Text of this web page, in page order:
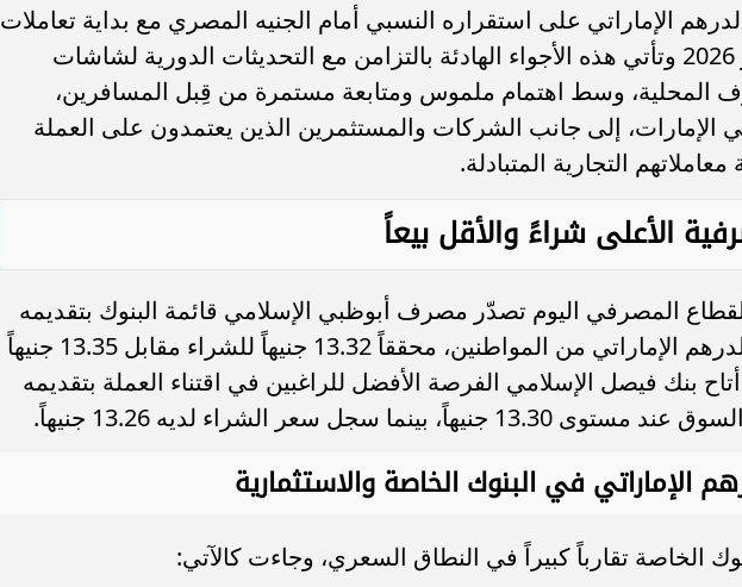
الإماراتي على استقراره النسبي أمام الجنيه المصري مع بداية تعاملات
اليوم الثلاثاء 7 يوليو 2026 وتأتي هذه الأجواء الهادئة بالتزامن مع التحديثات الدورية لشاشات
المحلية، وسط اهتمام ملموس ومتابعة مستمرة من قِبل المسافرين،
الإمارات، إلى جانب الشركات والمستثمرين الذين يعتمدون على العملة
التجارية المتبادلة.
الأعلى شراءً والأقل بيعاً
المصرفي اليوم تصدّر مصرف أبوظبي الإسلامي قائمة البنوك بتقديمه
أعلى سعر لشراء الدرهم الإماراتي من المواطنين، محققاً 13.32 جنيهاً للشراء مقابل 13.35 جنيهاً
بنك فيصل الإسلامي الفرصة الأفضل للراغبين في اقتناء العملة بتقديمه
بينما سجل سعر الشراء لديه 13.26 جنيهاً.
الإماراتي في البنوك الخاصة والاستثمارية
الخاصة تقارباً كبيراً في النطاق السعري، وجاءت كالآتي: